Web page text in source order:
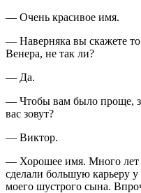
— Очень красивое имя.
— Наверняка вы скажете
Венера, не так ли?
— Да.
— Чтобы вам было проще,
вас зовут?
— Виктор.
— Хорошее имя. Много лет
сделали большую карьеру
моего шустрого сына.